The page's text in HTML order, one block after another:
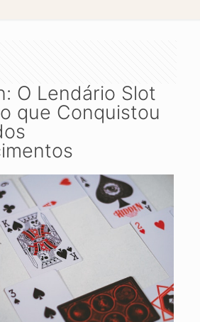
O Lendário Slot
que Conquistou